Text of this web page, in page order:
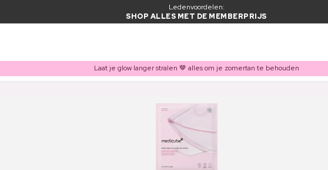
Ledenvoordelen:
SHOP ALLES MET DE MEMBERPRIJS
Laat je glow langer stralen 🤎 alles om je zomertan te behouden